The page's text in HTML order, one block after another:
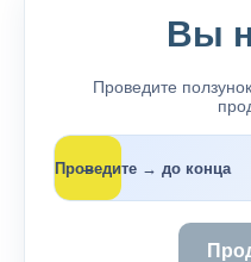
Вы
Проведите
Проведите → до конца
→